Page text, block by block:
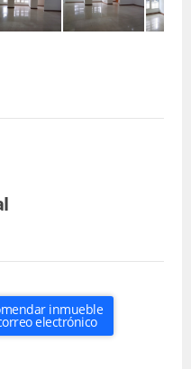
inmueble
electrónico